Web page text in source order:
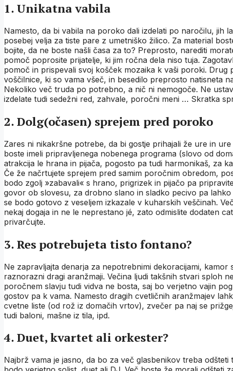
1. Unikatna vabila
Namesto, da bi vabila na poroko dali izdelati po naročilu, jih
posebej velja za tiste pare z umetniško žilico. Za material
bojite, da ne boste našli časa za to? Preprosto, narediti
pomoč poprosite prijatelje, ki jim ročna dela niso tuja.
pomoč in prispevali svoj košček mozaika k vaši poroki. Drug
voščilnice, ki so vama všeč, in besedilo preprosto natisneta
Nekoliko več truda po potrebno, a nič ni nemogoče. Ne
izdelate tudi sedežni red, zahvale, poročni meni … Skratka
2. Dolg(očasen) sprejem pred poroko
Zares ni nikakršne potrebe, da bi gostje prihajali že ure in
boste imeli pripravljenega nobenega programa (slovo od
atrakcija le hrana in pijača, pogosto pa tudi harmonikaš, za
Če že načrtujete sprejem pred samim poročnim obredom,
bodo zgolj »zabavali« s hrano, prigrizek in pijačo pa
govor ob slovesu, za drobno slano in sladko pecivo pa
se bodo gotovo z veseljem izkazale v kuharskih veščinah.
nekaj dogaja in ne le neprestano jé, zato odmislite dodaten
privarčujte.
3. Res potrebujeta tisto fontano?
Ne zapravljajta denarja za nepotrebnimi dekoracijami,
raznorazni dragi aranžmaji. Večina ljudi takšnih stvari sploh
poročnem slavju tudi vidva ne bosta, saj bo verjetno vajin
gostov pa k vama. Namesto dragih cvetličnih aranžmajev
cvetne liste (od rož iz domačih vrtov), zvečer pa naj se
tudi baloni, mašne iz tila, ipd.
4. Duet, kvartet ali orkester?
Najbrž vama je jasno, da bo za več glasbenikov treba odšteti